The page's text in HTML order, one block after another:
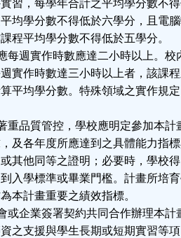
，每學年合計之平均學分數不得
學分數不得低於六學分，且電腦
平均學分數不得低於五學分。
週實作時數應達二小時以上。校
作時數達三小時以上者，該課程
均學分數。特殊領域之實作規定
品質管控，學校應明定參加本計
各年度所應達到之具體能力指標
他同等之證明；必要時，學校得
學標準或畢業門檻。計畫所培育
計畫重要之績效指標。
企業簽署契約共同合作辦理本計
支援與學生長期或短期實習等項